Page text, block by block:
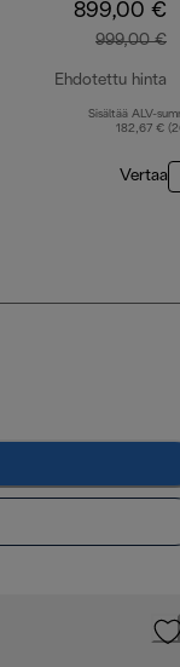
899,00 €
999,00 €
Ehdotettu hinta
Sisältää ALV-
182,67 €
Vertaa